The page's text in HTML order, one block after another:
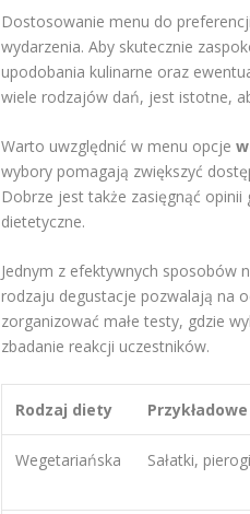
Dostosowanie menu do
wydarzenia. Aby skutecznie
upodobania kulinarne oraz
wiele rodzajów dań, jest istotne,
Warto uwzględnić w menu opcje
wybory pomagają zwiększyć
Dobrze jest także zasięgnąć
dietetyczne.
Jednym z efektywnych sposobów
rodzaju degustacje pozwalają na
zorganizować małe testy, gdzie
zbadanie reakcji uczestników.
Rodzaj diety
Wegetariańska Sałatki,